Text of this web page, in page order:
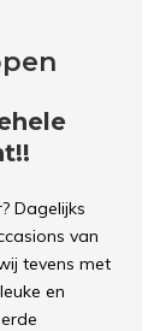
Dagelijks
van
tevens met
en